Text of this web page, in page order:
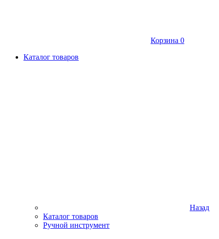
Корзина 0
Каталог товаров
Назад
Каталог товаров
Ручной инструмент